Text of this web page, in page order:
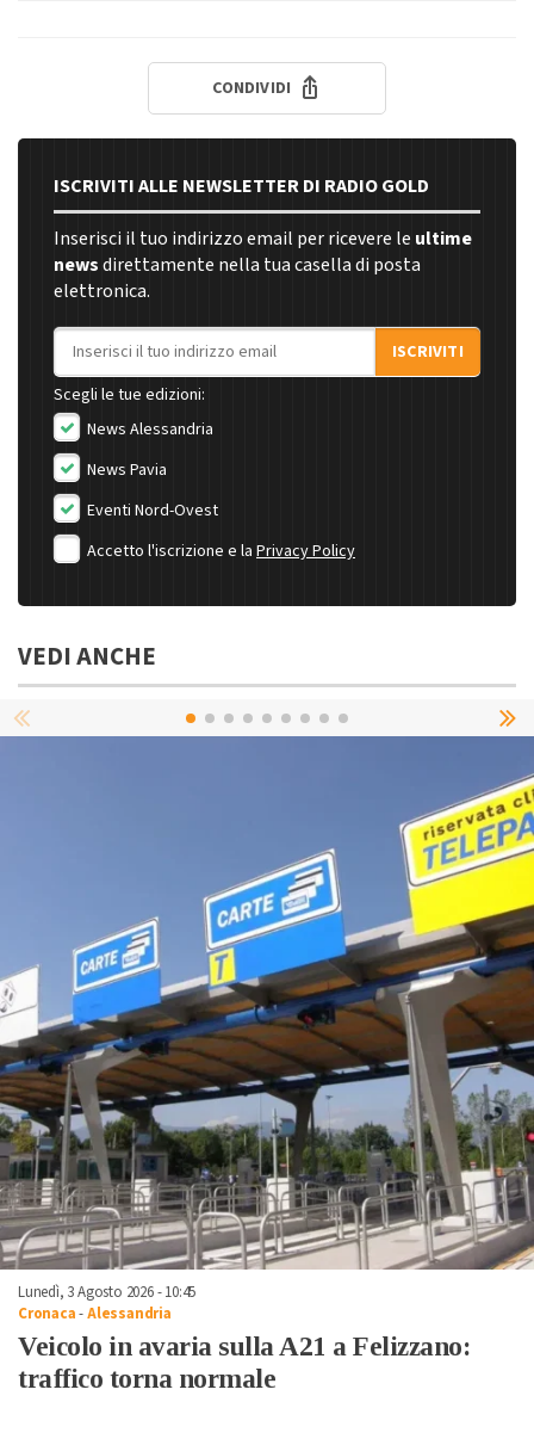
CONDIVIDI
ISCRIVITI ALLE NEWSLETTER DI RADIO GOLD
Inserisci il tuo indirizzo email per ricevere le ultime
newsdirettamente nella tua casella di posta
elettronica.
Indirizzo email
ISCRIVITI
Scegli le tue edizioni:
News Alessandria
News Pavia
Eventi Nord-Ovest
Accetto l'iscrizione e la Privacy Policy
VEDI ANCHE
Lunedì, 3 Agosto 2026 - 10:45
Cronaca-Alessandria
Veicolo in avaria sulla A21 a Felizzano:
traffico torna normale